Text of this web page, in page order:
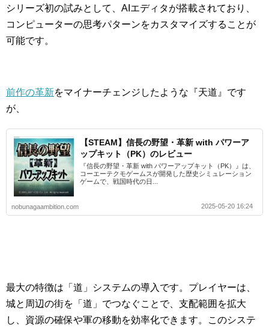
シリーズ初の試みとして、AIエディタが搭載されており、
コンピューターの思考パターンをカスタマイズすることが
可能です。
前作の革新をマイナーチェンジしたような『天道』です
が、
【STEAM】信長の野望・革新 with パワーア
ップキット（PK）のレビュー
『信長の野望・革新 with パワーアップキット（PK）』は、
コーエーテクモゲームスが開発した歴史シミュレーション
ゲームで、戦国時代の日...
nobunagaambition.com 2025-05-20 16:24
最大の特徴は「道」システムの導入です。プレイヤーは、
城と周辺の街を「道」でつなぐことで、支配範囲を拡大
し、資源の確保や軍の移動を効率化できます。このシステ